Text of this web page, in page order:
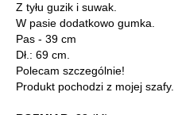
Z tyłu guzik i suwak.
W pasie dodatkowo gumka.
Pas - 39 cm
Dł.: 69 cm.
Polecam szczególnie!
Produkt pochodzi z mojej szafy.